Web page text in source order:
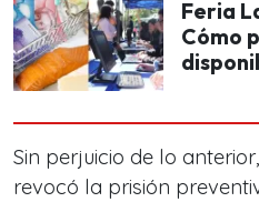
Feria
Cómo
Sin perjuicio de lo
revocó la prisión